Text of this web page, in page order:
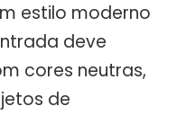
estilo moderno
deve
cores neutras,
de